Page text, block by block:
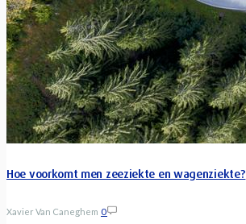
Hoe voorkomt men zeeziekte en wagenziekte?
Xavier Van Caneghem 0